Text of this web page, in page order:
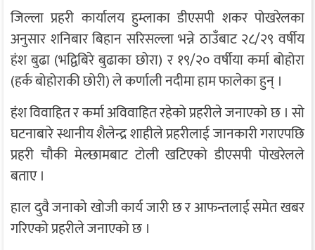
जिल्ला प्रहरी कार्यालय हुम्लाका डीएसपी शकर पोखरेलका
अनुसार शनिबार बिहान सरिसल्ला भन्ने ठाउँबाट २८/२९ वर्षीय
हंश बुढा (भद्विबिरे बुढाका छोरा) र १९/२० वर्षीया कर्मा बोहोरा
(हर्क बोहोराकी छोरी) ले कर्णाली नदीमा हाम फालेका हुन् ।
हंश विवाहित र कर्मा अविवाहित रहेको प्रहरीले जनाएको छ । सो
घटनाबारे स्थानीय शैलेन्द्र शाहीले प्रहरीलाई जानकारी गराएपछि
प्रहरी चौकी मेल्छामबाट टोली खटिएको डीएसपी पोखरेलले
बताए ।
हाल दुवै जनाको खोजी कार्य जारी छ र आफन्तलाई समेत खबर
गरिएको प्रहरीले जनाएको छ ।